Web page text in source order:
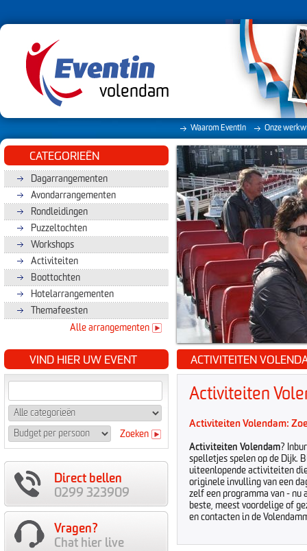
volendam
Waarom EventIn Onze
CATEGORIEËN
Dagarrangementen
Avondarrangementen
Rondleidingen
Puzzeltochten
Workshops
Activiteiten
Boottochten
Hotelarrangementen
Themafeesten
Alle arrangementen
VIND HIER UW EVENT
Zoeken
Direct bellen
0299 323909
Vragen?
Chat hier live
ACTIVITEITEN
Activiteiten
Activiteiten Volendam:
Activiteiten Volendam?
spelletjes spelen op de Dijk.
uiteenlopende activiteiten
originele invulling van een
zelf een programma van - nu
beste, meest voordelige of
en contacten in de